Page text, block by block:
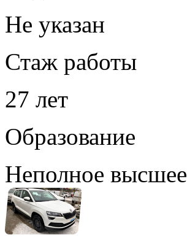
Не указан
Стаж работы
27 лет
Образование
Неполное высшее